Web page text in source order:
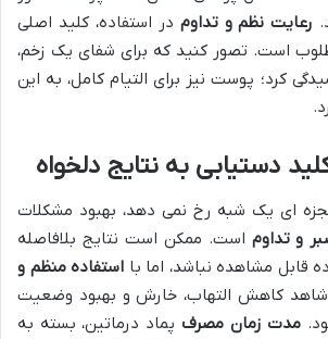
رعایت نظم و تداوم در استفاده، کلید اصلی
است. تصور کنید که برای شفای یک زخم،
کرد؛ پوست نیز برای التیام کامل، به این
دستیابی به نتایج دلخواه
ای یک شبه رخ نمی دهد، بهبود مشکلات
و تداوم است. ممکن است نتایج بلافاصله
قابل مشاهده نباشد، اما با استفاده منظم و
شاهد کاهش التهاب، خارش و بهبود وضعیت
مدت زمان مصرف پماد درماتین، بسته به